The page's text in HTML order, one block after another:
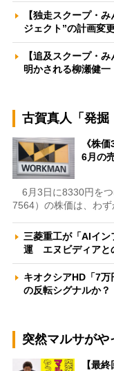
【独走スクープ・
ジェクト”の計画変
【追及スクープ・
明かされる柳瀬健
古賀真人「発掘
《株
6月の
6月3日に8330円をつ
7564）の株価は、わ
三菱重工が「AIイ
運 エヌビディアと
キオクシアHD「7
の反転シグナルか
突然マルサがや
【最